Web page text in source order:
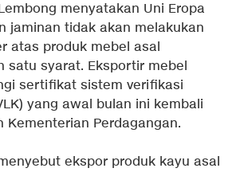
menyatakan Uni Eropa
jaminan tidak akan melakukan
atas produk mebel asal
satu syarat. Eksportir mebel
sertifikat sistem verifikasi
yang awal bulan ini kembali
Kementerian Perdagangan.
ekspor produk kayu asal